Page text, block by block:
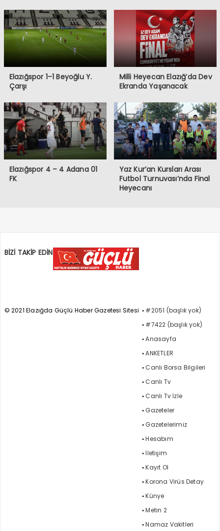
Elazığspor 1–1 Beyoğlu Y.
Çarşı
Milli Heyecan Elazığ’da Dev
Ekranda Yaşanacak
Elazığspor 4 – 4 Adana 01
FK
Yaz Kur’an Kursları Arası
Futbol Turnuvası’nda Final
Heyecanı
BİZİ TAKİP EDİN
© 2021 Elazığda Güçlü Haber Gazetesi Sitesi
#2051 (başlık yok)
#7422 (başlık yok)
Anasayfa
ANKETLER
Canlı Borsa Bilgileri
Canlı Tv
Canlı Tv İzle
Gazeteler
Gazetelerimiz
Hesabım
İletişim
Kayıt Ol
Korona Virüs Detay
Künye
Metin 2
Namaz Vakitleri